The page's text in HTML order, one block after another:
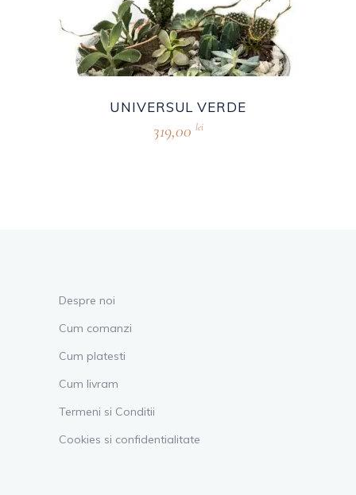
UNIVERSUL VERDE
319,00 lei
Despre noi
Cum comanzi
Cum platesti
Cum livram
Termeni si Conditii
Cookies si confidentialitate